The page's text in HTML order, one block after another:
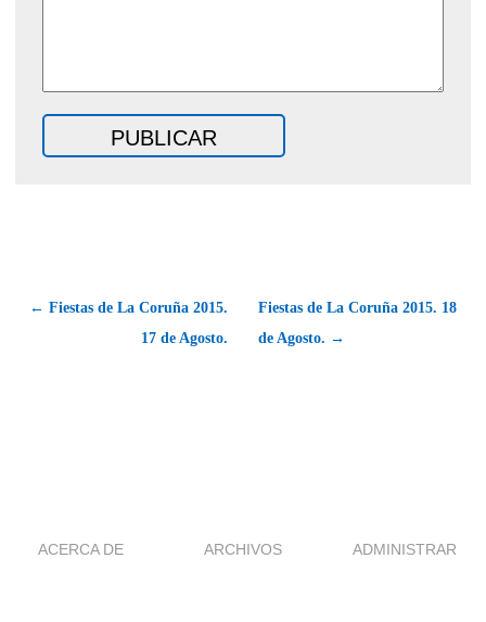
← Fiestas de La Coruña 2015.
17 de Agosto.
Fiestas de La Coruña 2015. 18
de Agosto. →
ACERCA DE ARCHIVOS ADMINISTRAR